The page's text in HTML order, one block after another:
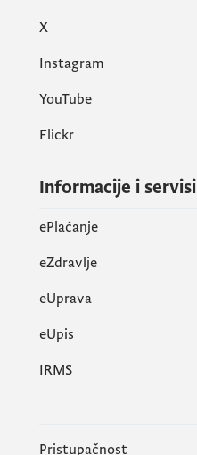
X
Instagram
YouTube
Flickr
Informacije i servisi
ePlaćanje
eZdravlje
eUprava
еUpis
IRMS
Pristupačnost